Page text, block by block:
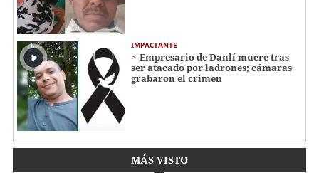
IMPACTANTE
Empresario de Danlí muere tras
ser atacado por ladrones; cámaras
grabaron el crimen
MÁS VISTO